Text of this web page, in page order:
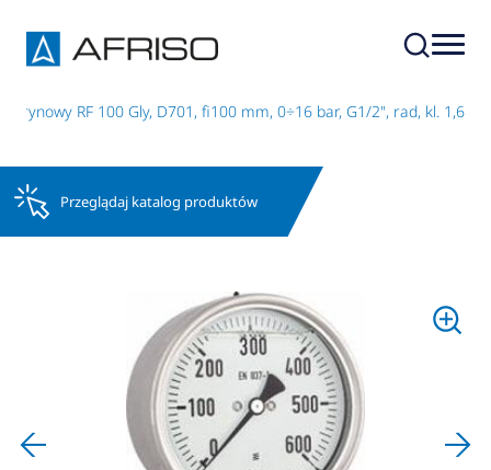
RF 100 Gly, D701, fi100 mm, 0÷16 bar, G1/2", rad, kl. 1,6
Przeglądaj katalog produktów